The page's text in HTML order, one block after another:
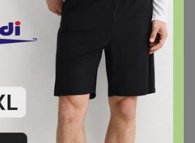
Автор уже получил заказ!